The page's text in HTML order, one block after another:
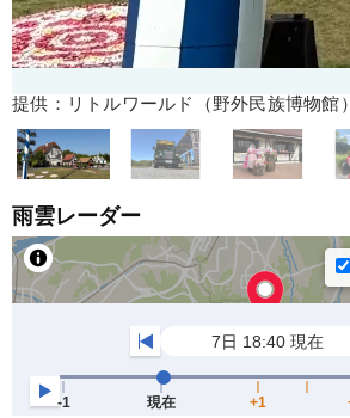
提供：リトルワールド（野外民族博物館）
雨雲レーダー